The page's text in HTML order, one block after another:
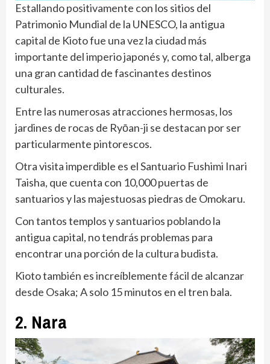
Estallando positivamente con los sitios del
Patrimonio Mundial de la UNESCO, la antigua
capital de Kioto fue una vez la ciudad más
importante del imperio japonés y, como tal, alberga
una gran cantidad de fascinantes destinos
culturales.
Entre las numerosas atracciones hermosas, los
jardines de rocas de Ryōan-ji se destacan por ser
particularmente pintorescos.
Otra visita imperdible es el Santuario Fushimi Inari
Taisha, que cuenta con 10,000 puertas de
santuarios y las majestuosas piedras de Omokaru.
Con tantos templos y santuarios poblando la
antigua capital, no tendrás problemas para
encontrar una porción de la cultura budista.
Kioto también es increíblemente fácil de alcanzar
desde Osaka; A solo 15 minutos en el tren bala.
2. Nara